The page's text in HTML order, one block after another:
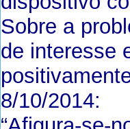
Sobre a
de interesse
8/10/2014: